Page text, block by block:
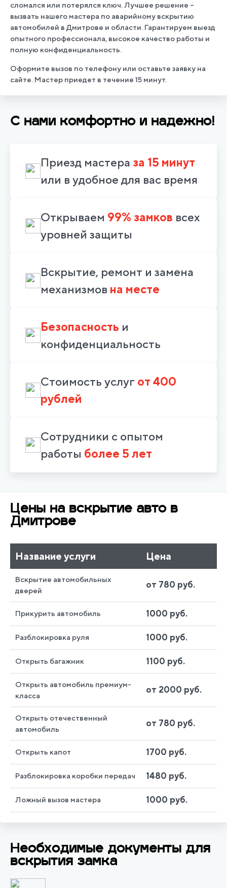
сломался или потерялся ключ. Лучшее решение –
вызвать нашего мастера по аварийному вскрытию
автомобилей в Дмитрове и области. Гарантируем выезд
опытного профессионала, высокое качество работы и
полную конфиденциальность.
Оформите вызов по телефону или оставьте заявку на
сайте. Мастер приедет в течение 15 минут.
С нами комфортно и надежно!
Приезд мастера за 15 минут
или в удобное для вас время
Открываем 99% замков всех
уровней защиты
Вскрытие, ремонт и замена
механизмов на месте
Безопасность и
конфиденциальность
Стоимость услуг от 400
рублей
Сотрудники с опытом
работы более 5 лет
Цены на вскрытие авто в
Дмитрове
Название услуги Цена
Вскрытие автомобильных
дверей
от 780 руб.
Прикурить автомобиль 1000 руб.
Разблокировка руля 1000 руб.
Открыть багажник 1100 руб.
Открыть автомобиль премиум-
класса
от 2000 руб.
Открыть отечественный
автомобиль
от 780 руб.
Открыть капот 1700 руб.
Разблокировка коробки передач 1480 руб.
Ложный вызов мастера 1000 руб.
Необходимые документы для
вскрытия замка